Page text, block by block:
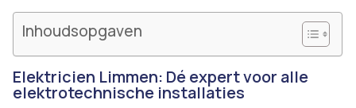
Inhoudsopgaven
Elektricien Limmen: Dé expert voor alle
elektrotechnische installaties